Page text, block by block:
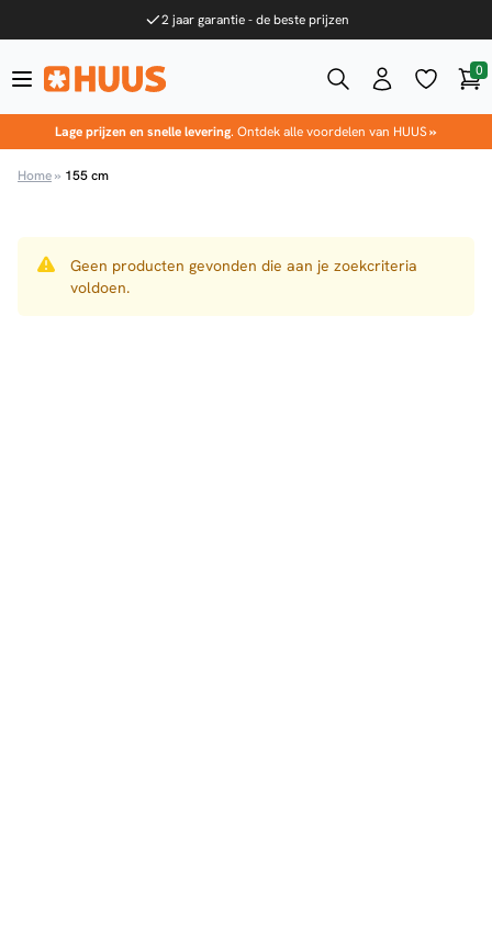
2 jaar garantie - de beste prijzen
0
Lage prijzen en snelle levering. Ontdek alle voordelen van HUUS»
Home» 155 cm
Geen producten gevonden die aan je zoekcriteria
voldoen.